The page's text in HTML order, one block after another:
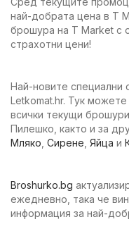
най-добрата цена в T
брошура на T Market с
страхотни цени!
Най-новите специални
Letkomat.hr. Тук
всички текущи
Пилешко, както и за
Мляко Сирене Яйца и
Broshurko.bg
ежедневно, така че
информация за най-